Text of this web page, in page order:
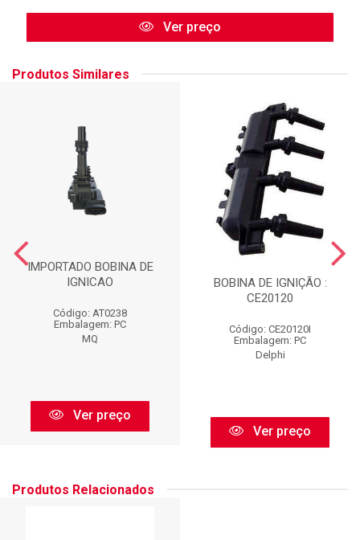
Ver preço
Produtos Similares
IMPORTADO BOBINA DE
IGNICAO
Código: AT0238
Embalagem: PC
MQ
Ver preço
BOBINA DE IGNIÇÃO :
CE20120
Código: CE20120I
Embalagem: PC
Delphi
Ver preço
Produtos Relacionados